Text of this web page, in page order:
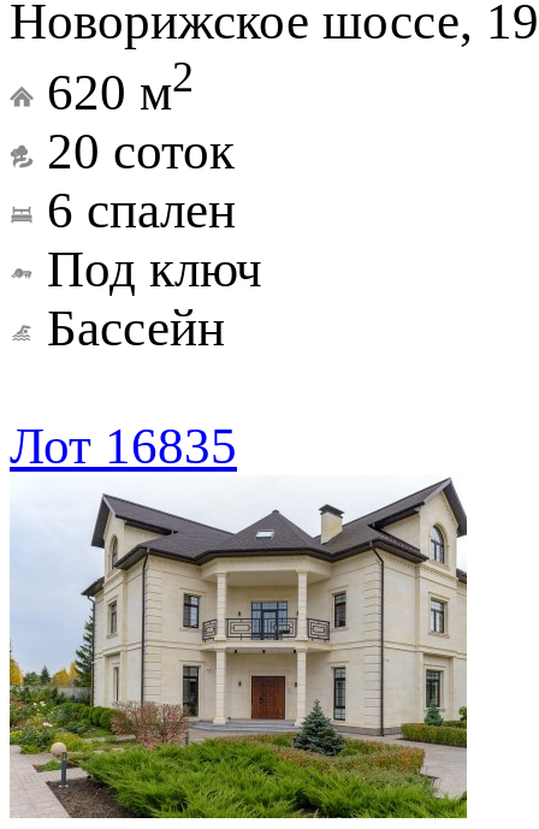
Новорижское шоссе,
620 м2
20 соток
6 спален
Под ключ
Бассейн
Лот 16835